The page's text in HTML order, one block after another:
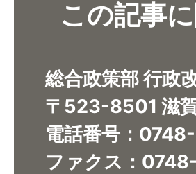
この記事
総合政策部 行政
〒523-8501 滋
電話番号：
ファクス：